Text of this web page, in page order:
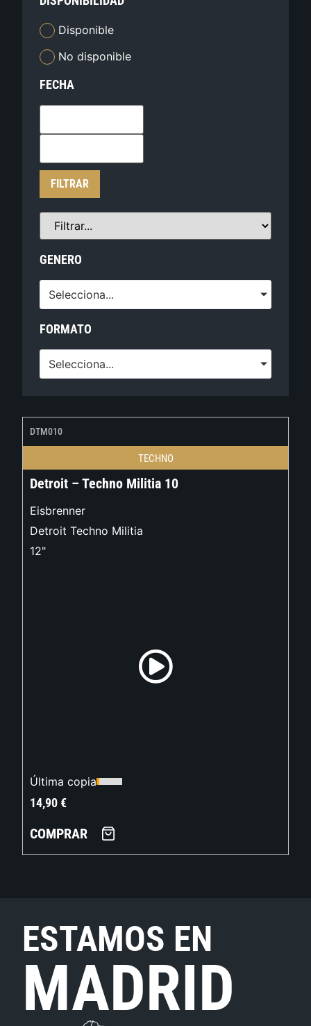
Disponible
No disponible
FECHA
FILTRAR
GENERO
Selecciona...
FORMATO
Selecciona...
DTM010
TECHNO
Detroit – Techno Militia 10
Eisbrenner
Detroit Techno Militia
12"
Última copia
14,90€
COMPRAR
ESTAMOS EN
MADRID